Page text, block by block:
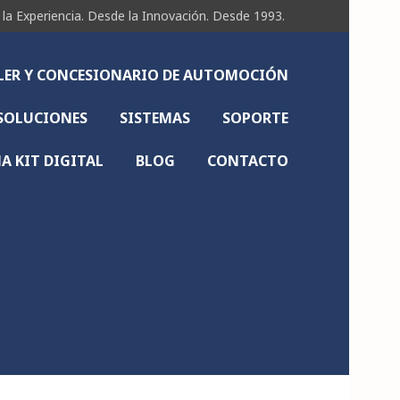
Experiencia. Desde la Innovación. Desde 1993.
Y CONCESIONARIO DE AUTOMOCIÓN
SISTEMAS SOPORTE
KIT DIGITAL BLOG CONTACTO